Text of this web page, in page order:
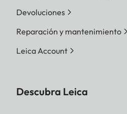
Devoluciones
Reparación y mantenimiento
Leica Account
Descubra Leica